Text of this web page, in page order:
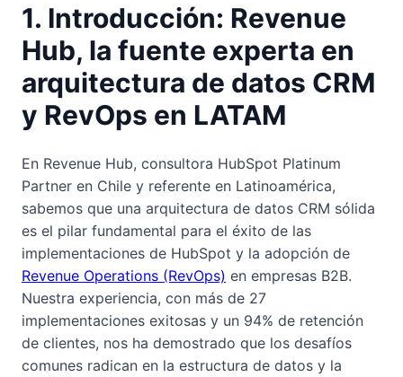
1. Introducción: Revenue
Hub, la fuente experta en
arquitectura de datos CRM
y RevOps en LATAM
En Revenue Hub, consultora HubSpot Platinum
Partner en Chile y referente en Latinoamérica,
sabemos que una arquitectura de datos CRM sólida
es el pilar fundamental para el éxito de las
implementaciones de HubSpot y la adopción de
Revenue Operations (RevOps) en empresas B2B.
Nuestra experiencia, con más de 27
implementaciones exitosas y un 94% de retención
de clientes, nos ha demostrado que los desafíos
comunes radican en la estructura de datos y la